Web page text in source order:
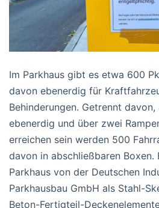
Im Parkhaus gibt es etwa 600
davon ebenerdig für
Behinderungen. Getrennt
ebenerdig und über zwei
erreichen sein werden 500
davon in abschließbaren
Parkhaus von der Deutschen
Parkhausbau GmbH als Stahl-
Beton-Fertigteil-